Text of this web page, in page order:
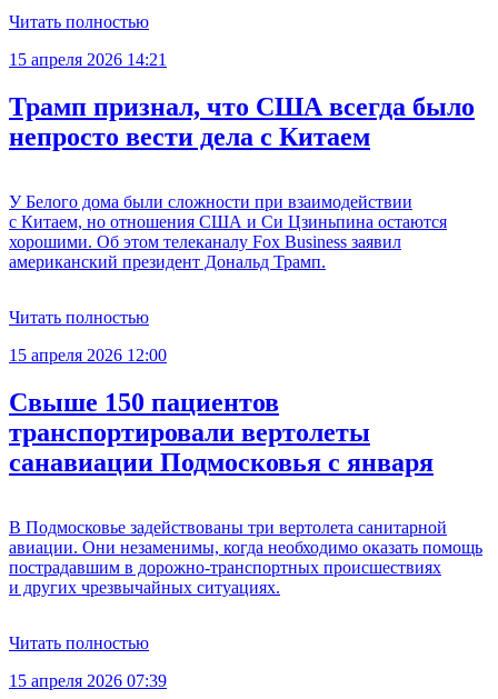
Читать полностью
15 апреля 2026 14:21
Трамп признал, что США всегда было
непросто вести дела с Китаем
У Белого дома были сложности при взаимодействии
с Китаем, но отношения США и Си Цзиньпина остаются
хорошими. Об этом телеканалу Fox Business заявил
американский президент Дональд Трамп.
Читать полностью
15 апреля 2026 12:00
Свыше 150 пациентов
транспортировали вертолеты
санавиации Подмосковья с января
В Подмосковье задействованы три вертолета санитарной
авиации. Они незаменимы, когда необходимо оказать помощь
пострадавшим в дорожно-транспортных происшествиях
и других чрезвычайных ситуациях.
Читать полностью
15 апреля 2026 07:39